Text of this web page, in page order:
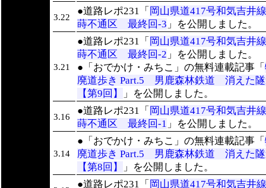
3.22
●道路レポ231「 岡山県道417号和気吉井
蒔不通区 最終回-3 」を公開しました。
3.21
●道路レポ231「 岡山県道417号和気吉井
蒔不通区 最終回-2 」を公開しました。
●「おでかけ・みちこ」の無料連載記事「
廃道歩き Part.5 男鹿森林鉄道 消えた
【第9回】
」を公開しました。
3.16
●道路レポ231「 岡山県道417号和気吉井
蒔不通区 最終回-1 」を公開しました。
3.14
●「おでかけ・みちこ」の無料連載記事「
廃道歩き Part.5 男鹿森林鉄道 消えた
【第8回】
」を公開しました。
●道路レポ231「 岡山県道417号和気吉井